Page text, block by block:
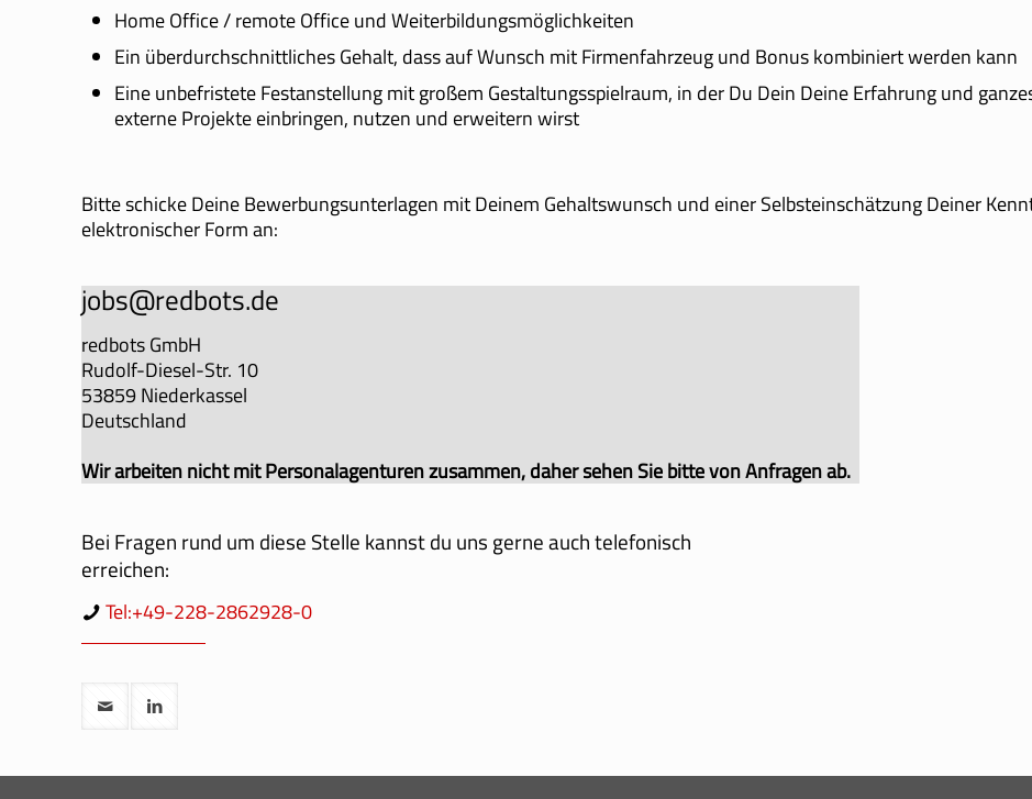
Home Office / remote Office und Weiterbildungsmöglichkeiten
Ein überdurchschnittliches Gehalt, dass auf Wunsch mit Firmenfahrzeug und Bonus kombiniert werden kann
Eine unbefristete Festanstellung mit großem Gestaltungsspielraum, in der Du Dein Deine Erfahrung und
externe Projekte einbringen, nutzen und erweitern wirst
Bitte schicke Deine Bewerbungsunterlagen mit Deinem Gehaltswunsch und einer Selbsteinschätzung Deiner
elektronischer Form an:
jobs@redbots.de
redbots GmbH
Rudolf-Diesel-Str. 10
53859 Niederkassel
Deutschland
Wir arbeiten nicht mit Personalagenturen zusammen, daher sehen Sie bitte von Anfragen ab.
Bei Fragen rund um diese Stelle kannst du uns gerne auch telefonisch
erreichen:
Tel:+49-228-2862928-0